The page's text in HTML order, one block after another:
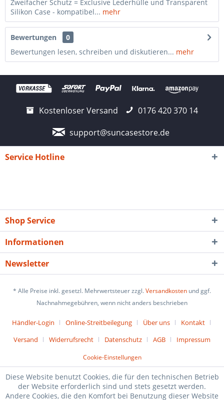
Zweifacher Schutz = Exclusive Lederhülle und Transparent
Silikon Case - kompatibel... mehr
Bewertungen
0
Bewertungen lesen, schreiben und diskutieren... mehr
Kostenloser Versand
0176 420 370 14
support@suncasestore.de
Service Hotline
Shop Service
Informationen
Newsletter
* Alle Preise inkl. gesetzl. Mehrwertsteuer zzgl.Versandkosten und ggf.
Nachnahmegebühren, wenn nicht anders beschrieben
Händler-Login Online-Streitbeilegung Über uns
Kontakt
Versand
Widerrufsrecht Datenschutz AGB Impressum
Cookie-Einstellungen
Diese Website benutzt Cookies, die für den technischen Betrieb
der Website erforderlich sind und stets gesetzt werden.
Andere Cookies, die den Komfort bei Benutzung dieser Website